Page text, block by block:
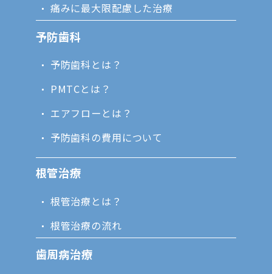
痛みに最大限配慮した治療
予防歯科
予防歯科とは？
PMTCとは？
エアフローとは？
予防歯科の費用について
根管治療
根管治療とは？
根管治療の流れ
歯周病治療